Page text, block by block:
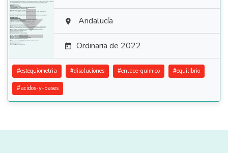
  Andalucía
 Ordinaria de 2022
#estequiometria #disoluciones #enlace-quimico #equilibrio
#acidos-y-bases